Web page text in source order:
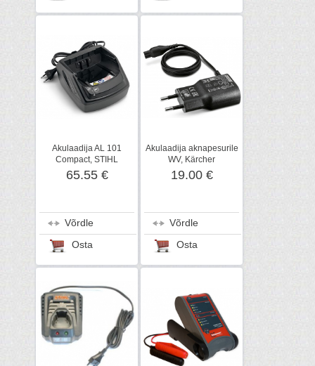
Akulaadija AL 101
Compact, STIHL
65.55 €
Võrdle
Osta
Akulaadija aknapesurile
WV, Kärcher
19.00 €
Võrdle
Osta